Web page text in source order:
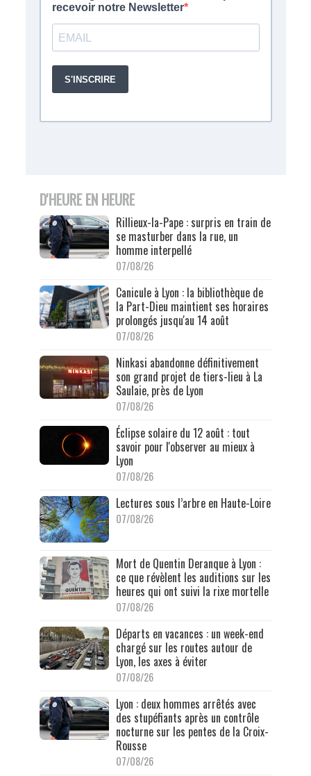
D'HEURE EN HEURE
Rillieux-la-Pape : surpris en train de
se masturber dans la rue, un
homme interpellé
07/08/26
Canicule à Lyon : la bibliothèque de
la Part-Dieu maintient ses horaires
prolongés jusqu'au 14 août
07/08/26
Ninkasi abandonne définitivement
son grand projet de tiers-lieu à La
Saulaie, près de Lyon
07/08/26
Éclipse solaire du 12 août : tout
savoir pour l'observer au mieux à
Lyon
07/08/26
Lectures sous l’arbre en Haute-Loire
07/08/26
Mort de Quentin Deranque à Lyon :
ce que révèlent les auditions sur les
heures qui ont suivi la rixe mortelle
07/08/26
Départs en vacances : un week-end
chargé sur les routes autour de
Lyon, les axes à éviter
07/08/26
Lyon : deux hommes arrêtés avec
des stupéfiants après un contrôle
nocturne sur les pentes de la Croix-
Rousse
07/08/26